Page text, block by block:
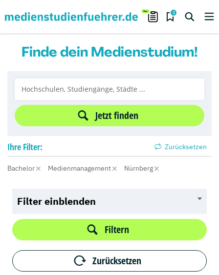
0
Finde dein Medienstudium!
Jetzt finden
Ihre Filter: Zurücksetzen
Bachelor Medienmanagement Nürnberg
Filter einblenden
Filtern
Zurücksetzen